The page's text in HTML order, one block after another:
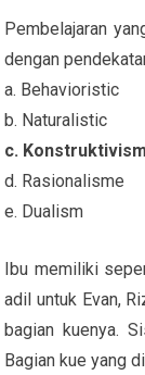
Pembelajaran
dengan
a. Behavioristic
b. Naturalistic
c.
d. Rasionalisme
e. Dualism
Ibu memiliki
adil untuk Evan,
bagian kuenya.
Bagian kue yang